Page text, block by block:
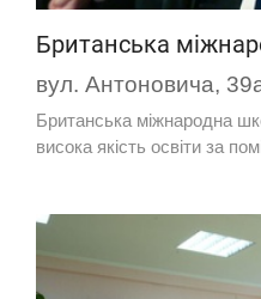
Британська
вул. Антоновича,
Британська міжнародна
висока якість освіти за